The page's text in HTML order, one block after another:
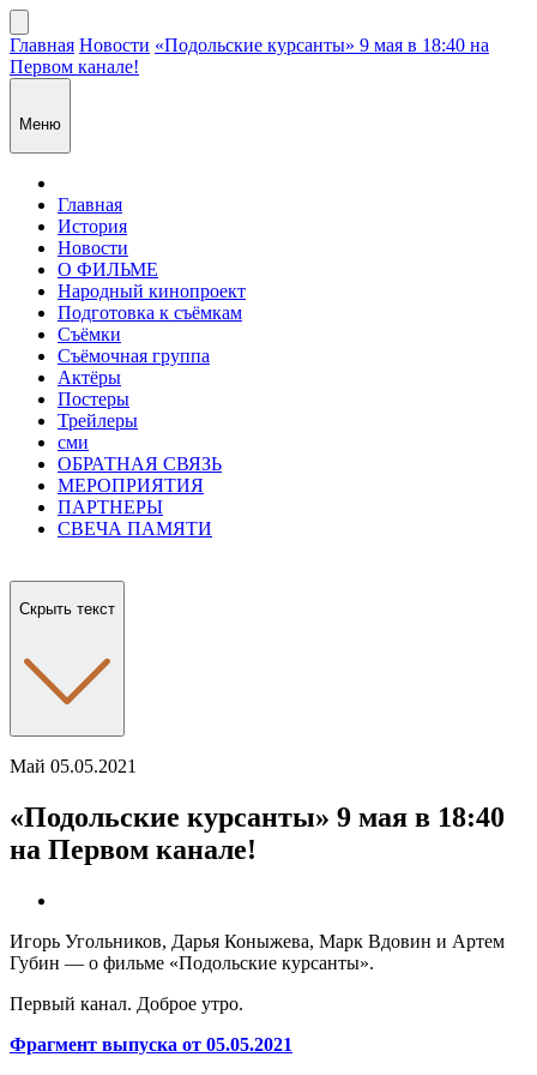
Главная Новости «Подольские курсанты» 9 мая в 18:40 на
Первом канале!
Меню
Главная
История
Новости
О ФИЛЬМЕ
Народный кинопроект
Подготовка к съёмкам
Съёмки
Съёмочная группа
Актёры
Постеры
Трейлеры
сми
ОБРАТНАЯ СВЯЗЬ
МЕРОПРИЯТИЯ
ПАРТНЕРЫ
СВЕЧА ПАМЯТИ
Скрыть текст
Май 05.05.2021
«Подольские курсанты» 9 мая в 18:40
на Первом канале!
Игорь Угольников, Дарья Коныжева, Марк Вдовин и Артем
Губин — о фильме «Подольские курсанты».
Первый канал. Доброе утро.
Фрагмент выпуска от 05.05.2021